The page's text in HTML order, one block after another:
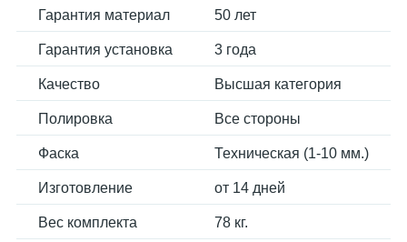
Гарантия материал 50 лет
Гарантия установка 3 года
Качество Высшая категория
Полировка Все стороны
Фаска Техническая (1-10 мм.)
Изготовление от 14 дней
Вес комплекта 78 кг.